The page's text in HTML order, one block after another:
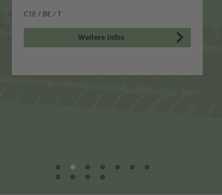
C1E / BE / T
Weitere Infos
1 2 3 4 5 6
7
8
9 10 11